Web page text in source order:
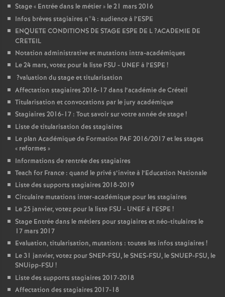
Stage « Entrée dans le métier» le 21 mars 2016
Infos brèves stagiaires n°4 : audience à l’ESPE
ENQUETE CONDITIONS DE STAGE ESPE DE L?ACADEMIE DE
CRETEIL
Notation administrative et mutations intra-académiques
Le 24 mars, votez pour la liste FSU - UNEFà l’ESPE !
?valuation du stage et titularisation
Affectation stagiaires 2016-17 dans l’académie de Créteil
Titularisation et convocations par le jury académique
Stagiaires 2016-17 : Tout savoir sur votre année de stage!
Liste de titularisation des stagiaires
Le plan Académique de Formation PAF2016/2017 et les stages
« reformes »
Informations de rentrée des stagiaires
Teach for France : quand le privé s’invite à l’Education Nationale
Liste des supports stagiaires 2018-2019
Circulaire mutations inter-académique pour les stagiaires
Le 25 janvier, votez pour la liste FSU - UNEFà l’ESPE !
Stage Entrée dans le métiers pour stagiaires et néo-titulaires le
17 mars 2017
Evaluation, titularisation, mutations : toutes les infos stagiaires !
Le 31 janvier, votez pourSNEP-FSU, leSNES-FSU, leSNUEP-FSU, le
SNUipp-FSU !
Liste des supports stagiaires 2017-2018
Affectation des stagiaires 2017-18